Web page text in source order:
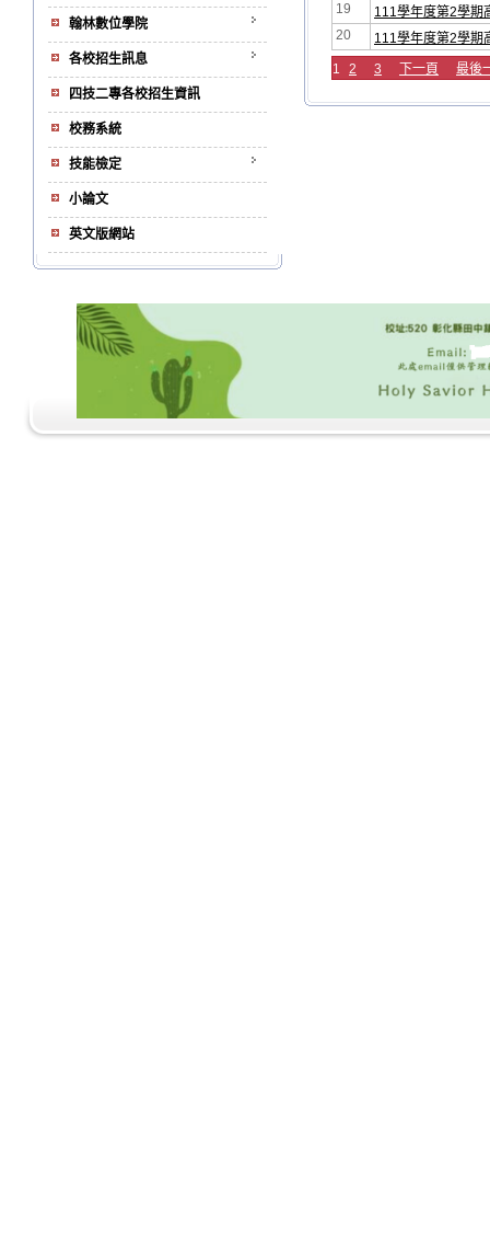
翰林數位學院
各校招生訊息
四技二專各校招生資訊
校務系統
技能檢定
小論文
英文版網站
19
111學年度第2學期
20
111學年度第2學期
1
2 3 下一頁 最後